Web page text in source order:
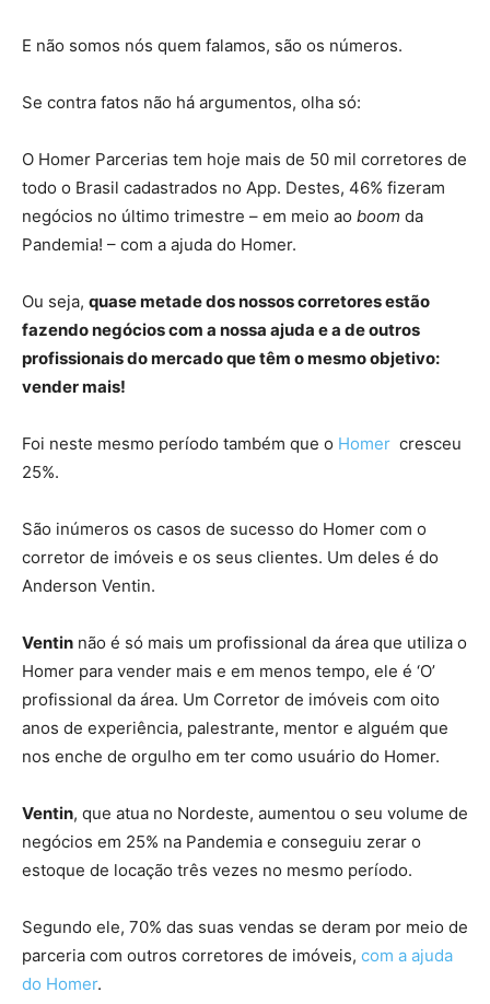
E não somos nós quem falamos, são os números.
Se contra fatos não há argumentos, olha só:
O Homer Parcerias tem hoje mais de 50 mil corretores de
todo o Brasil cadastrados no App. Destes, 46% fizeram
negócios no último trimestre – em meio ao boom da
Pandemia! – com a ajuda do Homer.
Ou seja, quase metade dos nossos corretores estão
fazendo negócios com a nossa ajuda e a de outros
profissionais do mercado que têm o mesmo objetivo:
vender mais!
Foi neste mesmo período também que o Homer cresceu
25%.
São inúmeros os casos de sucesso do Homer com o
corretor de imóveis e os seus clientes. Um deles é do
Anderson Ventin.
Ventin não é só mais um profissional da área que utiliza o
Homer para vender mais e em menos tempo, ele é ‘O’
profissional da área. Um Corretor de imóveis com oito
anos de experiência, palestrante, mentor e alguém que
nos enche de orgulho em ter como usuário do Homer.
Ventin, que atua no Nordeste, aumentou o seu volume de
negócios em 25% na Pandemia e conseguiu zerar o
estoque de locação três vezes no mesmo período.
Segundo ele, 70% das suas vendas se deram por meio de
parceria com outros corretores de imóveis, com a ajuda
do Homer.